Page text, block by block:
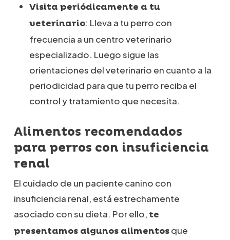
Visita periódicamente a tu
veterinario: Lleva a tu perro con
frecuencia a un centro veterinario
especializado. Luego sigue las
orientaciones del veterinario en cuanto a la
periodicidad para que tu perro reciba el
control y tratamiento que necesita.
Alimentos recomendados
para perros con insuficiencia
renal
El cuidado de un paciente canino con
insuficiencia renal, está estrechamente
asociado con su dieta. Por ello, te
presentamos algunos alimentosque